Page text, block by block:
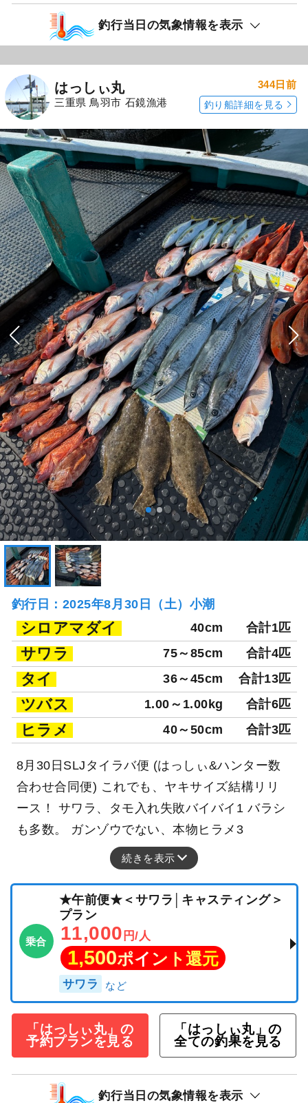
釣行当日の気象情報を表示
はっしぃ丸
三重県 鳥羽市 石鏡漁港
344日前
釣り船詳細を見る
釣行日：2025年8月30日（土）小潮
シロアマダイ 40cm 合計1匹
サワラ 75～85cm 合計4匹
タイ 36～45cm 合計13匹
ツバス 1.00～1.00kg 合計6匹
ヒラメ 40～50cm 合計3匹
8月30日SLJタイラバ便 (はっしぃ&ハンター数
合わせ合同便) これでも、ヤキサイズ結構リリ
ース！ サワラ、タモ入れ失敗バイバイ1 バラシ
も多数。 ガンゾウでない、本物ヒラメ3
続きを表示
乗合
★午前便★＜サワラ│キャスティング＞
プラン
11,000 円/人
1,500ポイント還元
サワラ
「はっしぃ丸」の
予約プランを見る
「はっしぃ丸」の
全ての釣果を見る
釣行当日の気象情報を表示